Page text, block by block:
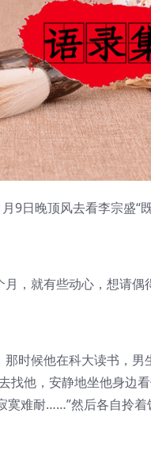
日晚顶风去看李宗盛“既
就有些动心，想请偶得
候他在科大读书，男
找他，安静地坐他身边
寞难耐……”然后各自拎着